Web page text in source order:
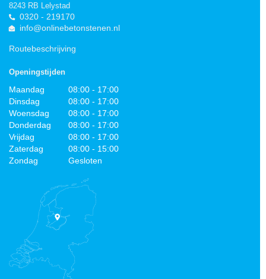
8243 RB Lelystad
0320 - 219170
info@onlinebetonstenen.nl
Routebeschrijving
Openingstijden
Maandag
08:00 - 17:00
Dinsdag
08:00 - 17:00
Woensdag
08:00 - 17:00
Donderdag
08:00 - 17:00
Vrijdag
08:00 - 17:00
Zaterdag
08:00 - 15:00
Zondag
Gesloten